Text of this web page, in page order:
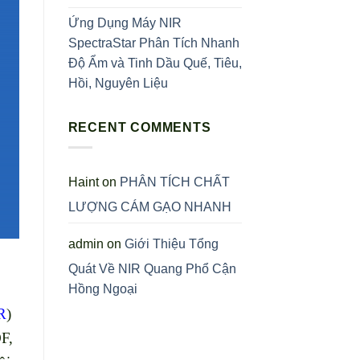
)
Ứng Dụng Máy NIR
SpectraStar Phân Tích Nhanh
Độ Ẩm và Tinh Dầu Quế, Tiêu,
Hồi, Nguyên Liệu
RECENT COMMENTS
Hainton PHÂN TÍCH CHẤT
LƯỢNG CÁM GẠO NHANH
admin on Giới Thiệu Tổng
Quát Về NIR Quang Phổ Cận
Hồng Ngoại